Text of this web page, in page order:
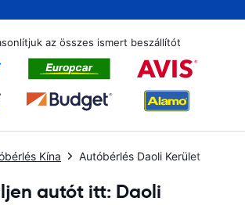
az összes ismert beszállítót
Kína Autóbérlés Daoli Kerület
autót itt: Daoli